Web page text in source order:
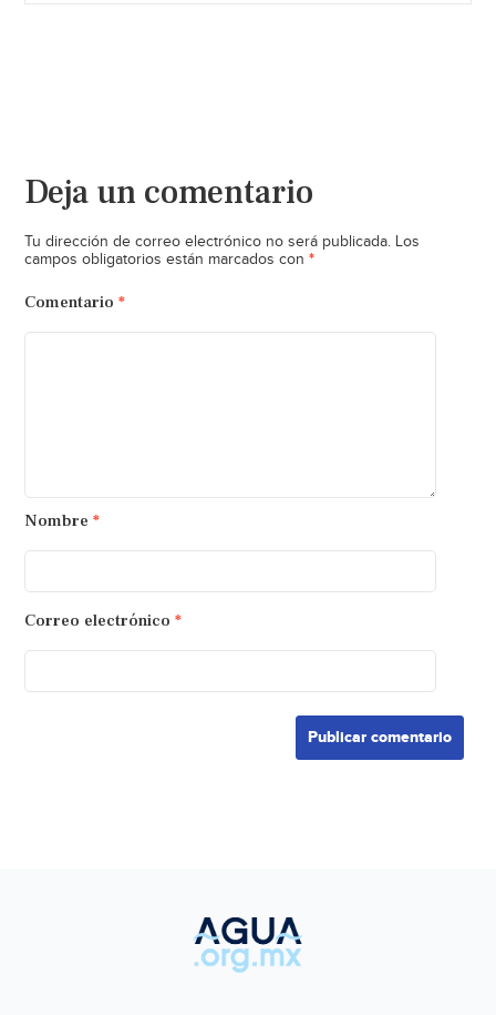
Deja un comentario
Tu dirección de correo electrónico no será publicada. Los
campos obligatorios están marcados con *
Comentario *
Nombre *
Correo electrónico *